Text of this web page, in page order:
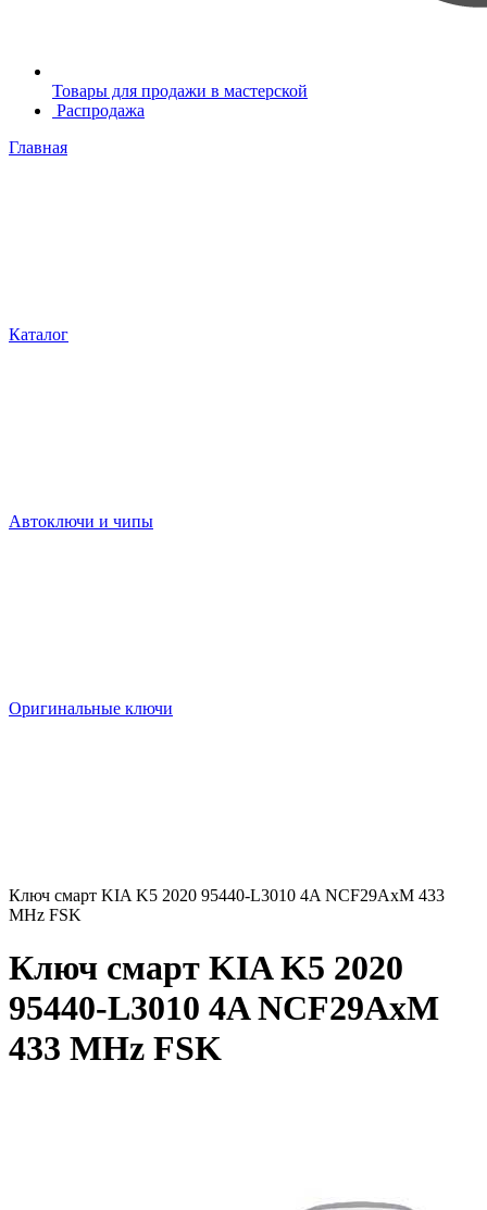
Товары для продажи в мастерской
Распродажа
Главная
Каталог
Автоключи и чипы
Оригинальные ключи
Ключ смарт KIA K5 2020 95440-L3010 4A NCF29AxM 433
MHz FSK
Ключ смарт KIA K5 2020
95440-L3010 4A NCF29AxM
433 MHz FSK